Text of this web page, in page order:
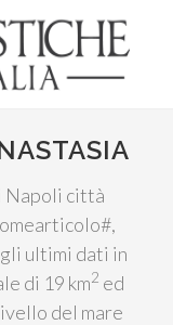
Napoli città
ultimi dati in
di 19 km2 ed
del mare